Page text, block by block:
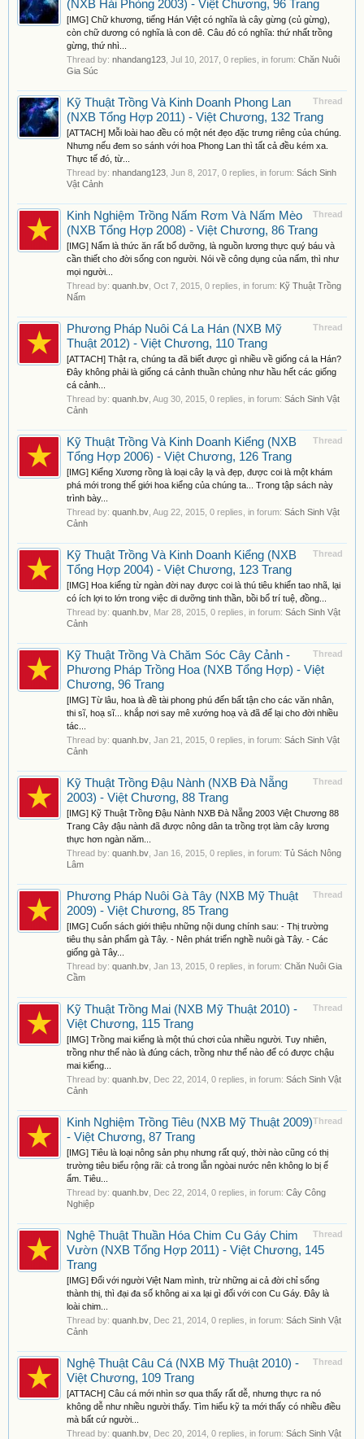
(NXB Hải Phòng 2003) - Việt Chương, 96 Trang
[IMG] Chữ khương, tiếng Hán Việt có nghĩa là cây gừng (củ gừng),
còn chữ dương có nghĩa là con dê. Câu đó có nghĩa: thứ nhất trồng
gừng, thứ nhì...
Thread by: nhandang123 Jul 10, 2017 , 0 replies, in forum: Chăn Nuôi
Gia Súc
Thread
Kỹ Thuật Trồng Và Kinh Doanh Phong Lan
(NXB Tổng Hợp 2011) - Việt Chương, 132 Trang
[ATTACH] Mỗi loài hao đều có một nét đẹo đặc trưng riêng của chúng.
Nhưng nếu đem so sánh với hoa Phong Lan thì tất cả đều kém xa.
Thực tế đó, từ...
Thread by: nhandang123 Jun 8, 2017 , 0 replies, in forum: Sách Sinh
Vật Cảnh
Thread
Kinh Nghiệm Trồng Nấm Rơm Và Nấm Mèo
(NXB Tổng Hợp 2008) - Việt Chương, 86 Trang
[IMG] Nấm là thức ăn rất bổ dưỡng, là nguồn lương thực quý báu và
cần thiết cho đời sống con người. Nói về công dụng của nấm, thì như
mọi người...
Thread by: quanh.bv Oct 7, 2015 , 0 replies, in forum: Kỹ Thuật Trồng
Nấm
Thread
Phương Pháp Nuôi Cá La Hán (NXB Mỹ
Thuật 2012) - Việt Chương, 110 Trang
[ATTACH] Thật ra, chúng ta đã biết được gì nhiều về giống cá la Hán?
Đây không phải là giống cá cảnh thuần chủng như hầu hết các giống
cá cảnh...
Thread by: quanh.bv Aug 30, 2015 , 0 replies, in forum: Sách Sinh Vật
Cảnh
Thread
Kỹ Thuật Trồng Và Kinh Doanh Kiểng (NXB
Tổng Hợp 2006) - Việt Chương, 126 Trang
[IMG] Kiểng Xương rồng là loại cây lạ và đẹp, được coi là một khám
phá mới trong thế giới hoa kiểng của chúng ta... Trong tập sách này
trình bày...
Thread by: quanh.bv Aug 22, 2015 , 0 replies, in forum: Sách Sinh Vật
Cảnh
Thread
Kỹ Thuật Trồng Và Kinh Doanh Kiểng (NXB
Tổng Hợp 2004) - Việt Chương, 123 Trang
[IMG] Hoa kiểng từ ngàn đời nay được coi là thú tiêu khiển tao nhã, lại
có ích lợi to lớn trong việc di dưỡng tinh thần, bồi bổ trí tuệ, đồng...
Thread by: quanh.bv Mar 28, 2015 , 0 replies, in forum: Sách Sinh Vật
Cảnh
Thread
Kỹ Thuật Trồng Và Chăm Sóc Cây Cảnh -
Phương Pháp Trồng Hoa (NXB Tổng Hợp) - Việt
Chương, 96 Trang
[IMG] Từ lâu, hoa là đề tài phong phú đến bất tận cho các văn nhân,
thi sĩ, hoạ sĩ... khắp nơi say mê xướng hoạ và đã để lại cho đời nhiều
tác...
Thread by: quanh.bv Jan 21, 2015 , 0 replies, in forum: Sách Sinh Vật
Cảnh
Thread
Kỹ Thuật Trồng Đậu Nành (NXB Đà Nẵng
2003) - Việt Chương, 88 Trang
[IMG] Kỹ Thuật Trồng Đậu Nành NXB Đà Nẵng 2003 Việt Chương 88
Trang Cây đậu nành đã được nông dân ta trồng trọt làm cây lương
thực hơn ngàn năm...
Thread by: quanh.bv Jan 16, 2015 , 0 replies, in forum: Tủ Sách Nông
Lâm
Thread
Phương Pháp Nuôi Gà Tây (NXB Mỹ Thuật
2009) - Việt Chương, 85 Trang
[IMG] Cuốn sách giới thiệu những nội dung chính sau: - Thị trường
tiêu thụ sản phẩm gà Tây. - Nên phát triển nghề nuôi gà Tây. - Các
giống gà Tây...
Thread by: quanh.bv Jan 13, 2015 , 0 replies, in forum: Chăn Nuôi Gia
Cầm
Thread
Kỹ Thuật Trồng Mai (NXB Mỹ Thuật 2010) -
Việt Chương, 115 Trang
[IMG] Trồng mai kiểng là một thú chơi của nhiều người. Tuy nhiên,
trồng như thế nào là đúng cách, trồng như thế nào để có được chậu
mai kiểng...
Thread by: quanh.bv Dec 22, 2014 , 0 replies, in forum: Sách Sinh Vật
Cảnh
Thread
Kinh Nghiệm Trồng Tiêu (NXB Mỹ Thuật 2009)
- Việt Chương, 87 Trang
[IMG] Tiêu là loại nông sản phụ nhưng rất quý, thời nào cũng có thị
trường tiêu biểu rộng rãi: cả trong lẫn ngòai nước nên không lo bị ế
ẩm. Tiêu...
Thread by: quanh.bv Dec 22, 2014 , 0 replies, in forum: Cây Công
Nghiệp
Thread
Nghệ Thuật Thuần Hóa Chim Cu Gáy Chim
Vườn (NXB Tổng Hợp 2011) - Việt Chương, 145
Trang
[IMG] Đối với người Việt Nam mình, trừ những ai cả đời chỉ sống
thành thị, thì đại đa số không ai xa lại gì đối với con Cu Gáy. Đây là
loài chim...
Thread by: quanh.bv Dec 21, 2014 , 0 replies, in forum: Sách Sinh Vật
Cảnh
Thread
Nghệ Thuật Câu Cá (NXB Mỹ Thuật 2010) -
Việt Chương, 109 Trang
[ATTACH] Câu cá mới nhìn sơ qua thấy rất dễ, nhưng thực ra nó
không dễ như nhiều người thấy. Tìm hiểu kỹ ta mới thấy có nhiều điều
mà bất cứ người...
Thread by: quanh.bv Dec 20, 2014 , 0 replies, in forum: Sách Sinh Vật